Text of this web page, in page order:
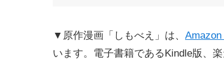
▼原作漫画「しもべえ」は、 Amazon
います。電子書籍であるKindle版、